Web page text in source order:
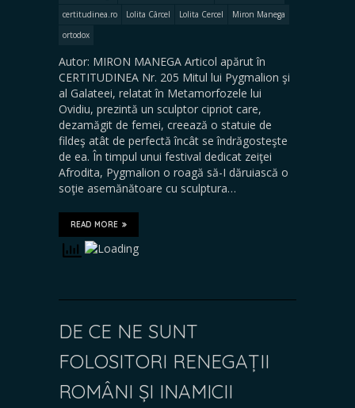
certitudinea.ro
Lolita Cârcel Lolita Cercel
Miron Manega
ortodox
Autor: MIRON MANEGA Articol apărut în
CERTITUDINEA Nr. 205 Mitul lui Pygmalion şi
al Galateei, relatat în Metamorfozele lui
Ovidiu, prezintă un sculptor cipriot care,
dezamăgit de femei, creează o statuie de
fildeş atât de perfectă încât se îndrăgosteşte
de ea. În timpul unui festival dedicat zeiţei
Afrodita, Pygmalion o roagă să-I dăruiască o
soţie asemănătoare cu sculptura…
READ MORE
DE CE NE SUNT
FOLOSITORI RENEGAȚII
ROMÂNI ȘI INAMICII